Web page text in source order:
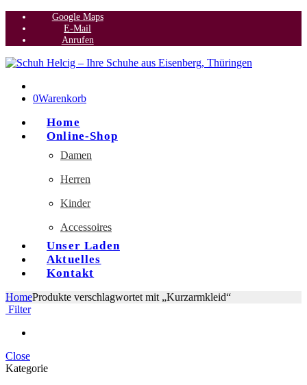
Google Maps
E-Mail
Anrufen
0Warenkorb
Home
Online-Shop
Damen
Herren
Kinder
Accessoires
Unser Laden
Aktuelles
Kontakt
HomeProdukte verschlagwortet mit „Kurzarmkleid“
Filter
Close
Kategorie